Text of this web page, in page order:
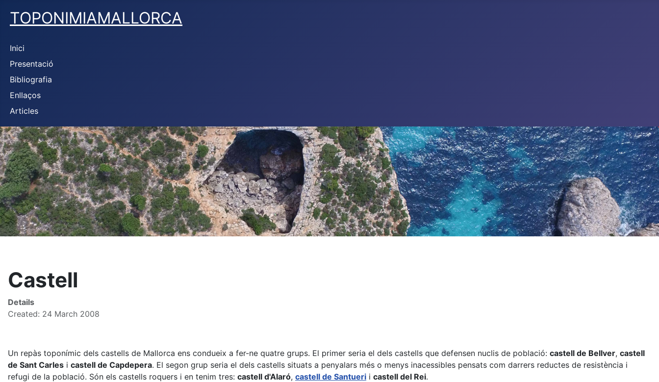
TOPONIMIAMALLORCA
Inici
Presentació
Bibliografia
Enllaços
Articles
Castell
Details
Created: 24 March 2008
Un repàs toponímic dels castells de Mallorca ens condueix a fer-ne quatre grups. El primer seria el dels castells que defensen nuclis de població: castell de Bellver, castell
de Sant Carles i castell de Capdepera. El segon grup seria el dels castells situats a penyalars més o menys inacessibles pensats com darrers reductes de resistència i
refugi de la població. Són els castells roquers i en tenim tres: castell d'Alaró, castell de Santueri i castell del Rei.